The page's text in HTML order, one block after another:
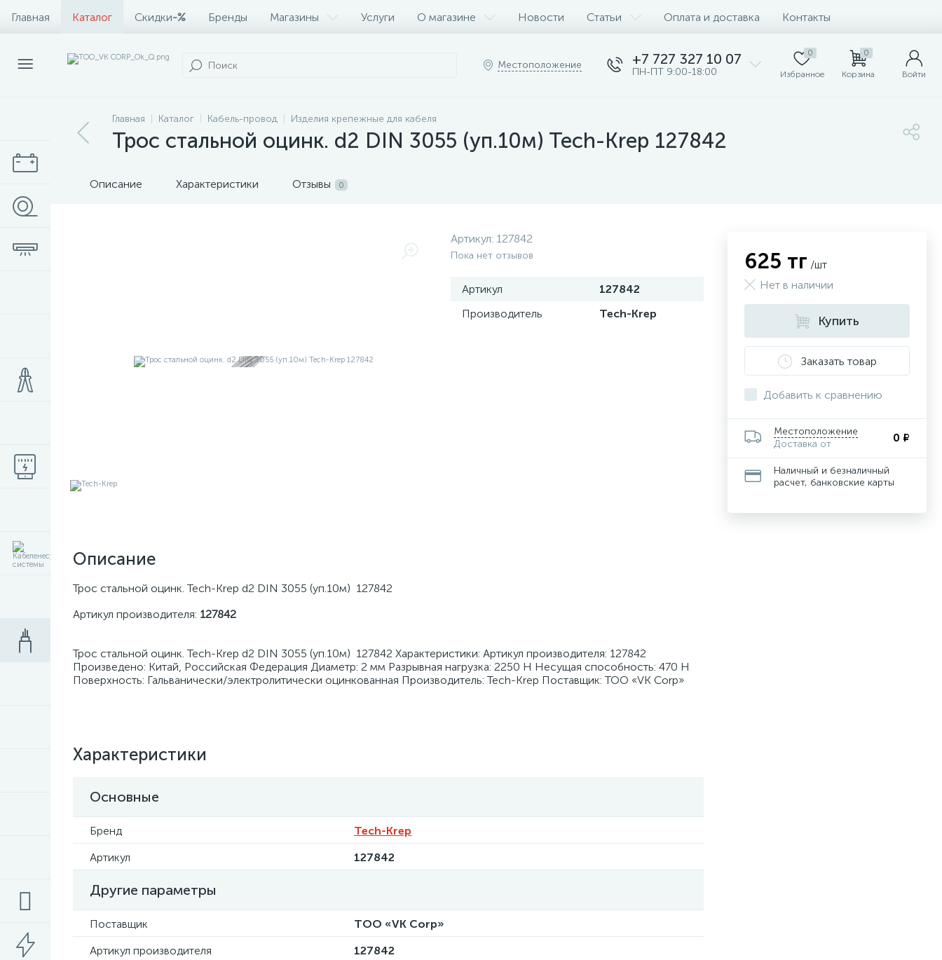
Главная Каталог Скидки-% Бренды Магазины Услуги О магазине Новости Статьи Оплата и доставка Контакты
Местоположение +7 727 327 10 07
ПН-ПТ 9:00-18:00
0
Избранное
0
Корзина Войти
Главная Каталог Кабель-провод Изделия крепежные для кабеля
Трос стальной оцинк. d2 DIN 3055 (уп.10м) Tech-Krep 127842
Описание Характеристики Отзывы 0
Артикул: 127842
Пока нет отзывов
Артикул
127842
Производитель
Tech-Krep
Описание
Трос стальной оцинк. Tech-Krep d2 DIN 3055 (уп.10м) 127842
Артикул производителя: 127842
Трос стальной оцинк. Tech-Krep d2 DIN 3055 (уп.10м) 127842 Характеристики: Артикул производителя: 127842
Произведено: Китай, Российская Федерация Диаметр: 2 мм Разрывная нагрузка: 2250 Н Несущая способность: 470 Н
Поверхность: Гальванически/электролитически оцинкованная Производитель: Tech-Krep Поставщик: ТОО «VK Corp»
Характеристики
Основные
Бренд
Tech-Krep
Артикул
127842
Другие параметры
Поставщик
ТОО «VK Corp»
Артикул производителя
127842
625 тг /шт
Нет в наличии
Купить
Заказать товар
Добавить к сравнению
Местоположение
Доставка от
0 ₽
Наличный и безналичный
расчет, банковские карты